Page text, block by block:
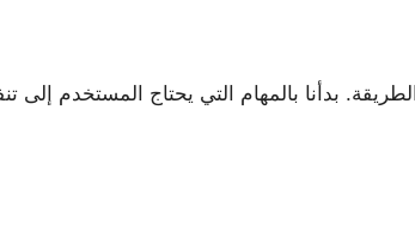
بدأنا بالمهام التي يحتاج المستخدم إلى